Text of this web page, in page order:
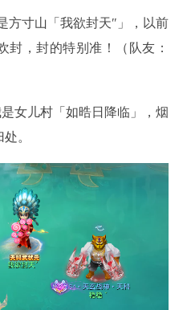
方寸山「我欲封天″」，以前
封，封的特别准！（队友：
女儿村「如晧日降临」，烟
。